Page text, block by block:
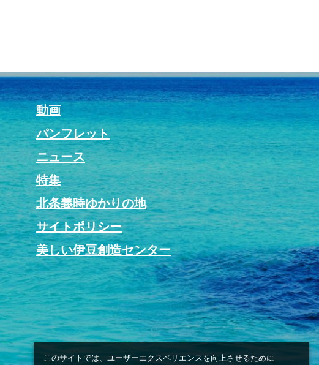
このサイトでは、ユーザーエクスペリエンスを向上させるために
動画
パンフレット
ニュース
特集
北条義時ゆかりの地
サイトポリシー
美しい伊豆創造センター